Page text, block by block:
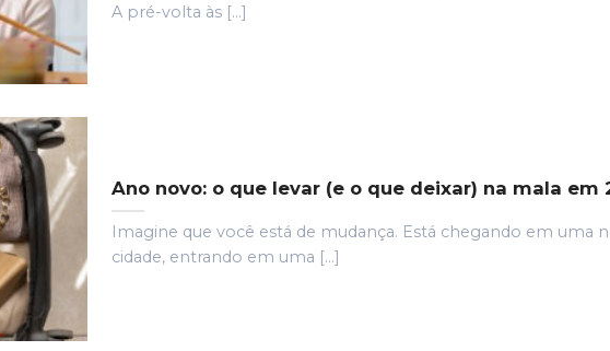
A pré-volta às [...]
Ano novo: o que levar (e o que deixar) na mala em
Imagine que você está de mudança. Está chegando em uma
cidade, entrando em uma [...]